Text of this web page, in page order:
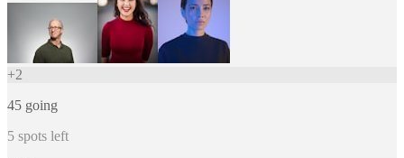
+2
45 going
5 spots left